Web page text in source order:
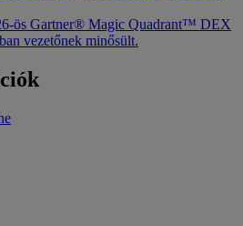
ös Gartner® Magic Quadrant™ DEX
vezetőnek minősült.